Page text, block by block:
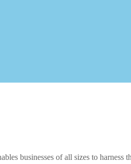
businesses of all sizes to